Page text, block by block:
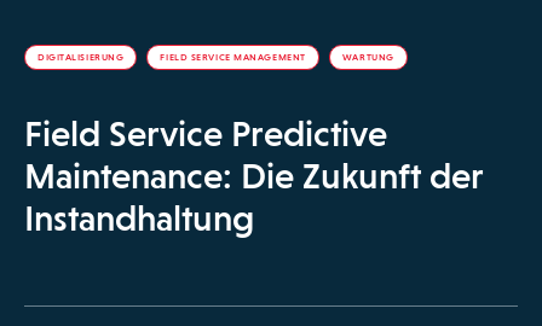
DIGITALISIERUNG FIELD SERVICE MANAGEMENT WARTUNG
Field Service Predictive
Maintenance: Die Zukunft der
Instandhaltung